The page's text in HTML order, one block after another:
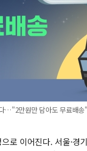
…"2만원만 담아도 무료배송
로 이어진다. 서울·